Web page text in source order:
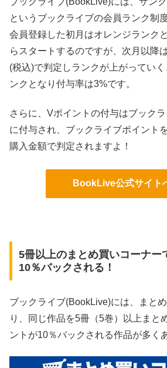
というブックライブの会員ランク制
会員登録した初月はオレンジランク
らスタートするのですが、次月以降
(税込)で判定しランクが上がってい
ンクとなり付与率は3%です。
さらに、Vポイントの付与はブック
に付与され、ブックライブポイント
購入金額で判定されますよ！
BookLive公式サイト
5冊以上のまとめ買いコーナー
10％バックされる！
ブックライブ(BookLive)には、まと
り、同じ作品を5冊（5巻）以上まと
ントが10％バックされる作品が多く